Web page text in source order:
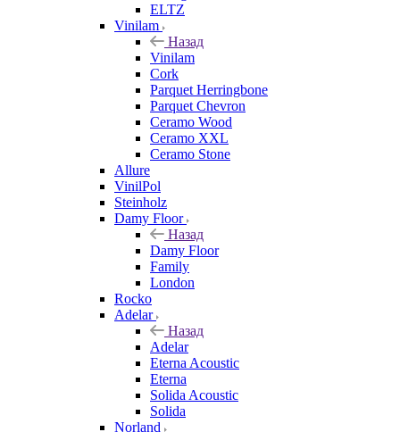
ELTZ
Vinilam
Назад
Vinilam
Cork
Parquet Herringbone
Parquet Chevron
Ceramo Wood
Ceramo XXL
Ceramo Stone
Allure
VinilPol
Steinholz
Damy Floor
Назад
Damy Floor
Family
London
Rocko
Adelar
Назад
Adelar
Eterna Acoustic
Eterna
Solida Acoustic
Solida
Norland